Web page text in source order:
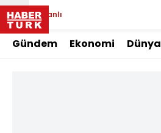
Canlı
Gündem Ekonomi Dünya